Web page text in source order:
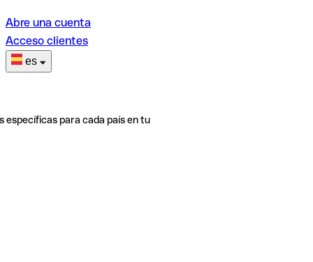
Abre una cuenta
Acceso clientes
es
específicas para cada país en tu